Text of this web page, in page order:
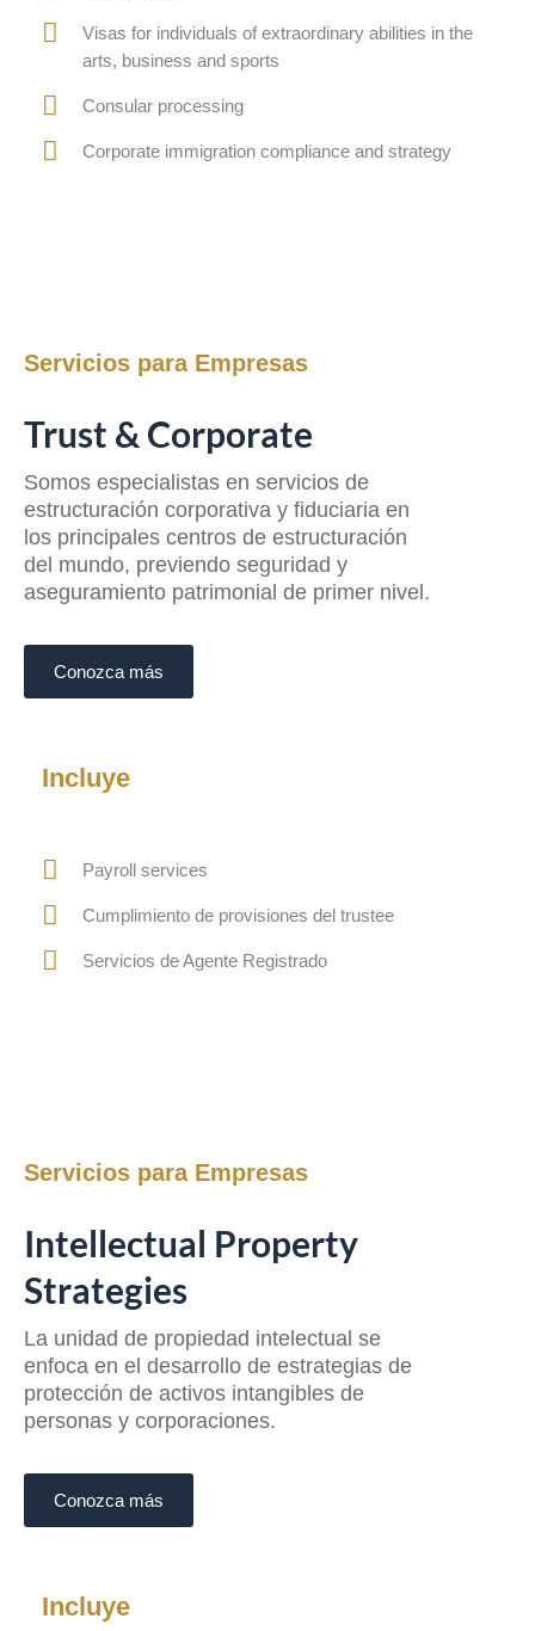
Visas for individuals of extraordinary abilities in the
arts, business and sports
Consular processing
Corporate immigration compliance and strategy
Servicios para Empresas
Trust & Corporate
Somos especialistas en servicios de
estructuración corporativa y fiduciaria en
los principales centros de estructuración
del mundo, previendo seguridad y
aseguramiento patrimonial de primer nivel.
Conozca más
Incluye
Payroll services
Cumplimiento de provisiones del trustee
Servicios de Agente Registrado
Servicios para Empresas
Intellectual Property
Strategies
La unidad de propiedad intelectual se
enfoca en el desarrollo de estrategias de
protección de activos intangibles de
personas y corporaciones.
Conozca más
Incluye